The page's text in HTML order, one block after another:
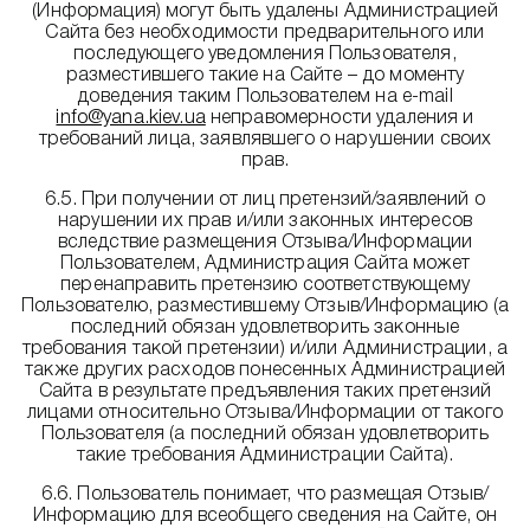
(Информация) могут быть удалены Администрацией
Сайта без необходимости предварительного или
последующего уведомления Пользователя,
разместившего такие на Сайте – до моменту
доведения таким Пользователем на e-mail
info@yana.kiev.uaнеправомерности удаления и
требований лица, заявлявшего о нарушении своих
прав.
6.5. При получении от лиц претензий/заявлений о
нарушении их прав и/или законных интересов
вследствие размещения Отзыва/Информации
Пользователем, Администрация Сайта может
перенаправить претензию соответствующему
Пользователю, разместившему Отзыв/Информацию (а
последний обязан удовлетворить законные
требования такой претензии) и/или Администрации, а
также других расходов понесенных Администрацией
Сайта в результате предъявления таких претензий
лицами относительно Отзыва/Информации от такого
Пользователя (а последний обязан удовлетворить
такие требования Администрации Сайта).
6.6. Пользователь понимает, что размещая Отзыв/
Информацию для всеобщего сведения на Сайте, он